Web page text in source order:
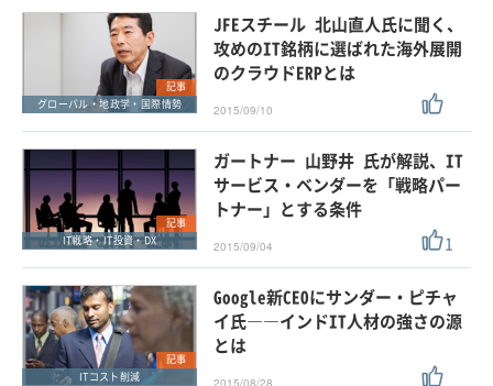
記事
グローバル・地政学・国際情勢
JFEスチール 北山直人氏に聞く、
攻めのIT銘柄に選ばれた海外展開
のクラウドERPとは
2015/09/10
記事
IT戦略・IT投資・DX
ガートナー 山野井 氏が解説、IT
サービス・ベンダーを「戦略パー
トナー」とする条件
2015/09/04 1
記事
ITコスト削減
Google新CEOにサンダー・ピチャ
イ氏――インドIT人材の強さの源
とは